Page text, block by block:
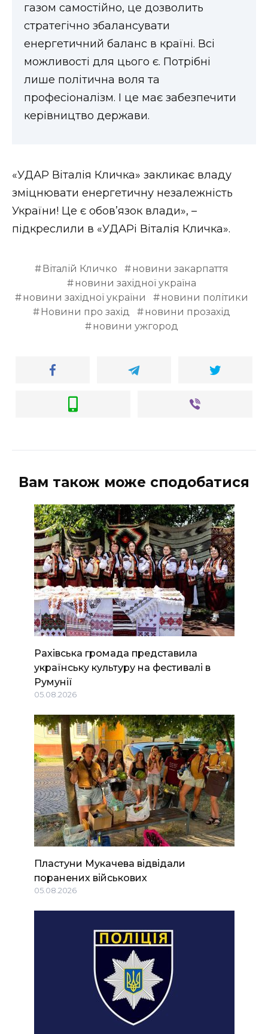
газом самостійно, це дозволить
стратегічно збалансувати
енергетичний баланс в країні. Всі
можливості для цього є. Потрібні
лише політична воля та
професіоналізм. І це має забезпечити
керівництво держави.
«УДАР Віталія Кличка» закликає владу
зміцнювати енергетичну незалежність
України! Це є обов’язок влади», –
підкреслили в «УДАРі Віталія Кличка».
Віталій Кличко
новини закарпаття
новини західної україна
новини західної україни
новини політики
Новини про захід
новини прозахід
новини ужгород
Вам також може сподобатися
Рахівська громада представила
українську культуру на фестивалі в
Румунії
05.08.2026
Пластуни Мукачева відвідали
поранених військових
05.08.2026